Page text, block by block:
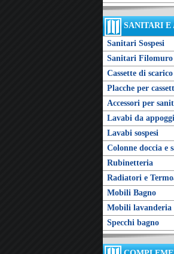
SANITARI E
Sanitari Sospesi
Sanitari Filomuro
Cassette di scarico
Placche per
Accessori per
Lavabi da
Lavabi sospesi
Colonne doccia e
Rubinetteria
Radiatori e
Mobili Bagno
Mobili lavanderia
Specchi bagno